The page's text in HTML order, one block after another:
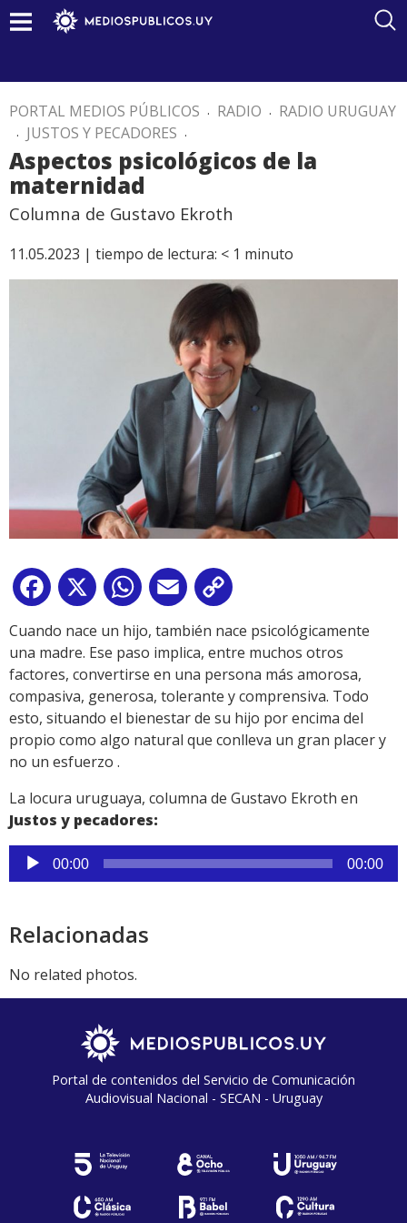
PORTAL MEDIOS PÚBLICOS . RADIO . RADIO URUGUAY
. JUSTOS Y PECADORES .
Aspectos psicológicos de la
maternidad
Columna de Gustavo Ekroth
11.05.2023 | tiempo de lectura: < 1 minuto
Facebook
X WhatsApp
Email
Link
Cuando nace un hijo, también nace psicológicamente
una madre. Ese paso implica, entre muchos otros
factores, convertirse en una persona más amorosa,
compasiva, generosa, tolerante y comprensiva. Todo
esto, situando el bienestar de su hijo por encima del
propio como algo natural que conlleva un gran placer y
no un esfuerzo .
La locura uruguaya, columna de Gustavo Ekroth en
Justos y pecadores:
Reproductor
de
00:00 00:00
Relacionadas
No related photos.
Portal de contenidos del Servicio de Comunicación
Audiovisual Nacional - SECAN - Uruguay